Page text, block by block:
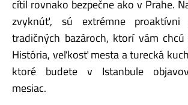
cítil rovnako bezpečne ako v Prahe.
zvyknúť, sú extrémne proaktívni
tradičných bazároch, ktorí vám
História, veľkosť mesta a turecká
ktoré budete v Istanbule
mesiac.